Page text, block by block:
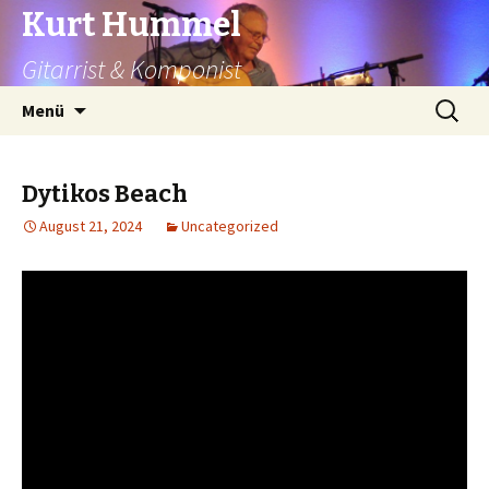
Kurt Hummel
Gitarrist & Komponist
Menü
Suchen
nach:
Dytikos Beach
August 21, 2024 Uncategorized